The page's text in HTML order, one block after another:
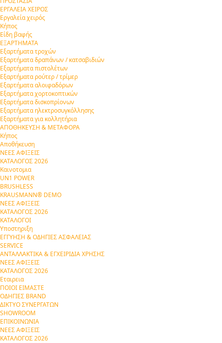
ΕΡΓΑΛΕΙΑ ΧΕΙΡΟΣ
Εργαλεία χειρός
Κήπος
Είδη βαφής
ΕΞΑΡΤΗΜΑΤΑ
Εξαρτήματα τροχών
Εξαρτήματα δραπάνων / κατσαβιδιών
Εξαρτήματα πιστολέτων
Εξαρτήματα ρούτερ / τρίμερ
Εξαρτήματα αλοιφαδόρων
Εξαρτήματα χορτοκοπτικών
Εξαρτήματα δισκοπρίονων
Εξαρτήματα ηλεκτροσυγκόλλησης
Εξαρτήματα για κολλητήρια
ΑΠΟΘΗΚΕΥΣΗ & ΜΕΤΑΦΟΡΑ
Κήπος
Αποθήκευση
ΝΕΕΣ ΑΦΙΞΕΙΣ
ΚΑΤΑΛΟΓΟΣ 2026
Καινοτομια
UN1 POWER
BRUSHLESS
KRAUSMANN® DEMO
ΝΕΕΣ ΑΦΙΞΕΙΣ
ΚΑΤΑΛΟΓΟΣ 2026
ΚΑΤΑΛΟΓΟΙ
Υποστηριξη
ΕΓΓΥΗΣΗ & ΟΔΗΓΙΕΣ ΑΣΦΑΛΕΙΑΣ
SERVICE
ΑΝΤΑΛΛΑΚΤΙΚΑ & ΕΓΧΕΙΡΙΔΙΑ ΧΡΗΣΗΣ
ΝΕΕΣ ΑΦΙΞΕΙΣ
ΚΑΤΑΛΟΓΟΣ 2026
Εταιρεια
ΠΟΙΟΙ ΕΙΜΑΣΤΕ
ΟΔΗΓΙΕΣ BRAND
ΔΙΚΤΥΟ ΣΥΝΕΡΓΑΤΩΝ
SHOWROOM
ΕΠΙΚΟΙΝΩΝΙΑ
ΝΕΕΣ ΑΦΙΞΕΙΣ
ΚΑΤΑΛΟΓΟΣ 2026